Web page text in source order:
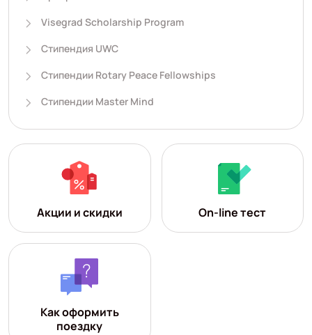
Visegrad Scholarship Program
Стипендия UWC
Стипендии Rotary Peace Fellowships
Стипендии Master Mind
Акции и скидки On-line тест
Как оформить
поездку